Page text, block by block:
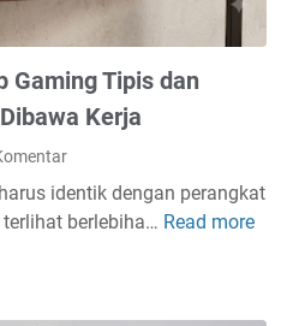
Gaming Tipis dan
Kerja
identik dengan perangkat
berlebiha… Read more